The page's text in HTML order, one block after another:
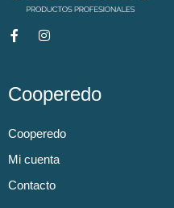
Cooperedo
Cooperedo
Mi cuenta
Contacto